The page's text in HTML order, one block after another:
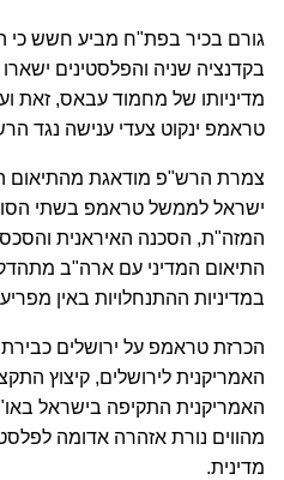
גורם בכיר בפת"ח מביע חשש כי
בקדנציה שניה והפלסטינים
מדיניותו של מחמוד עבאס, זאת
טראמפ ינקוט צעדי ענישה נגד
צמרת הרש"פ מודאגת מהתיאום
ישראל לממשל טראמפ בשתי
המזה"ת, הסכנה האיראנית
התיאום המדיני עם ארה"ב
במדיניות ההתנחלויות באין
הכרזת טראמפ על ירושלים
האמריקנית לירושלים, קיצוץ
האמריקנית התקיפה בישראל
מהווים נורת אזהרה אדומה
מדינית.